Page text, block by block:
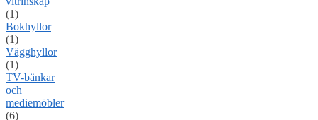
(1)
Bokhyllor
(1)
Vägghyllor
(1)
TV-bänkar
och
mediemöbler
(6)